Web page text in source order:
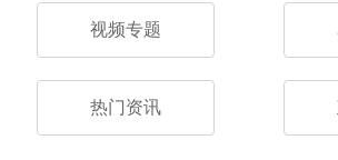
视频专题
热门资讯